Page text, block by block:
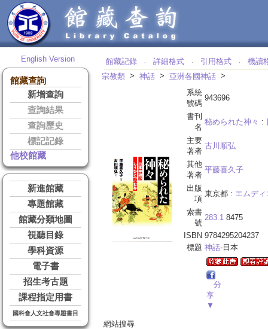
English Version
館藏查詢
新增查詢
查詢結果
查詢歷史
標記記錄
他校館藏
新進館藏
專題館藏
館藏分類地圖
視聽目錄
學科資源
電子書
招生考古題
課程指定用書
國科會人文社會專題書目
館藏記錄 ‧ 詳細格式 ‧ 引用格式 ‧
機讀
宗教類 > 神話 > 亞洲各國神話 >
系統
號碼
943696
書刊
名
秘められた神々 :
主要
著者
古川順弘
其他
著者
平藤喜久子
出版
項
東京都 : エムデ
索書
號
283.1 8475
ISBN 9784295204237
標題 神話-日本
分
享
▼
網站搜尋